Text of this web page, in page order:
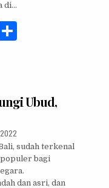
di…
DENGAN VIEW LAUT
Ubud,
2022
sudah terkenal
bagi
dan asri, dan